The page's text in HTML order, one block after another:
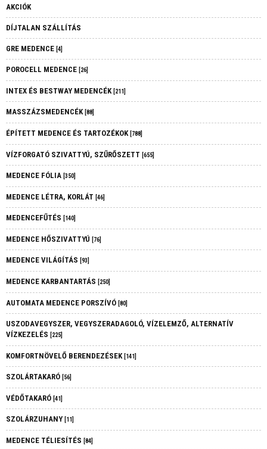
AKCIÓK
DÍJTALAN SZÁLLÍTÁS
GRE MEDENCE [4]
POROCELL MEDENCE [26]
INTEX ÉS BESTWAY MEDENCÉK [211]
MASSZÁZSMEDENCÉK [88]
ÉPÍTETT MEDENCE ÉS TARTOZÉKOK [788]
VÍZFORGATÓ SZIVATTYÚ, SZŰRŐSZETT [655]
MEDENCE FÓLIA [350]
MEDENCE LÉTRA, KORLÁT [46]
MEDENCEFŰTÉS [140]
MEDENCE HŐSZIVATTYÚ [76]
MEDENCE VILÁGÍTÁS [93]
MEDENCE KARBANTARTÁS [250]
AUTOMATA MEDENCE PORSZÍVÓ [80]
USZODAVEGYSZER, VEGYSZERADAGOLÓ, VÍZELEMZŐ, ALTERNATÍV
VÍZKEZELÉS [225]
KOMFORTNÖVELŐ BERENDEZÉSEK [141]
SZOLÁRTAKARÓ [56]
VÉDŐTAKARÓ [41]
SZOLÁRZUHANY [11]
MEDENCE TÉLIESÍTÉS [84]